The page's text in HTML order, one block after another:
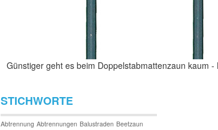
Günstiger geht es beim Doppelstabmattenzaun kaum -
STICHWORTE
Abtrennung Abtrennungen Balustraden Beetzaun